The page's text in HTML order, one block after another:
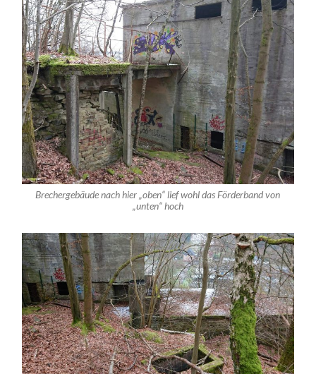
Brechergebäude nach hier „oben“ lief wohl das Förderband von
„unten“ hoch